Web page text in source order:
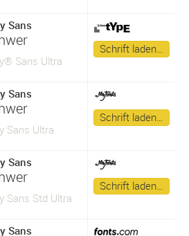
Sans
Sans Ultra
Schrift laden…
Sans
Sans Ultra
Schrift laden…
Sans
Sans Std Ultra
Schrift laden…
Sans